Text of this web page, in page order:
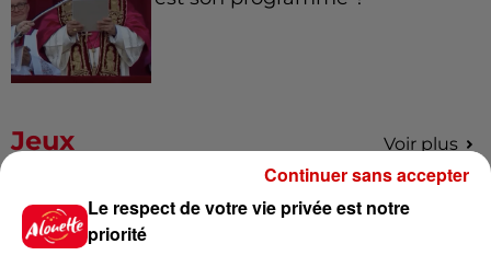
Jeux Voir plus
Gagnez vos places pour le
festival Marché Gourmand 2026
Le respect de votre vie privée est notre
priorité
Continuer sans accepter